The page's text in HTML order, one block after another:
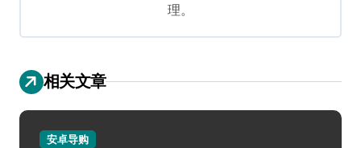
理。
相关文章
安卓导购